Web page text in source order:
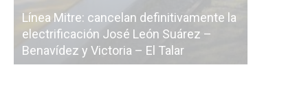
Línea Mitre: cancelan definitivamente la
electrificación José León Suárez –
Benavídez y Victoria – El Talar